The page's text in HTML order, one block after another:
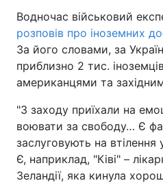
Водночас військовий
розповів про іноземних
За його словами, за
приблизно 2 тис.
американцями та
"З заходу приїхали на
воювати за свободу… Є
заслуговують на втілення
Є, наприклад, "Ківі" –
Зеландії, яка кинула